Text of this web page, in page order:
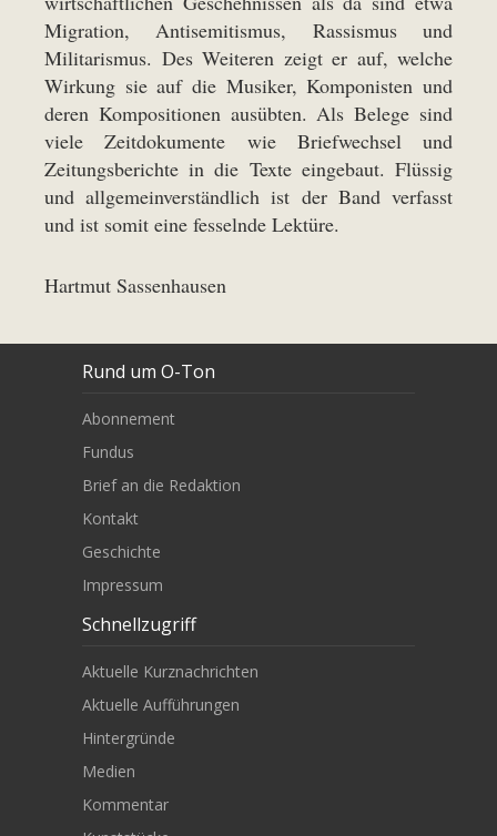
Migration, Antisemitismus, Rassismus und
Militarismus. Des Weiteren zeigt er auf, welche
Wirkung sie auf die Musiker, Komponisten und
deren Kompositionen ausübten. Als Belege sind
viele Zeitdokumente wie Briefwechsel und
Zeitungsberichte in die Texte eingebaut. Flüssig
und allgemeinverständlich ist der Band verfasst
und ist somit eine fesselnde Lektüre.
Hartmut Sassenhausen
Rund um O-Ton
Abonnement
Fundus
Brief an die Redaktion
Kontakt
Geschichte
Impressum
Schnellzugriff
Aktuelle Kurznachrichten
Aktuelle Aufführungen
Hintergründe
Medien
Kommentar